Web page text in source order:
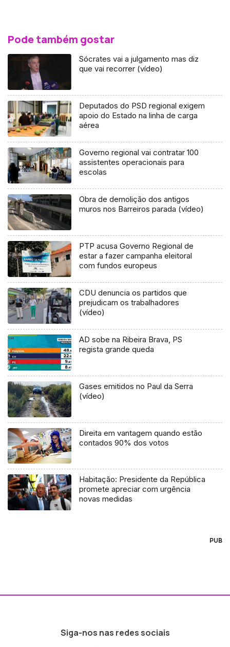
Pode também gostar
Sócrates vai a julgamento mas diz
que vai recorrer (vídeo)
Deputados do PSD regional exigem
apoio do Estado na linha de carga
aérea
Governo regional vai contratar 100
assistentes operacionais para
escolas
Obra de demolição dos antigos
muros nos Barreiros parada (vídeo)
PTP acusa Governo Regional de
estar a fazer campanha eleitoral
com fundos europeus
CDU denuncia os partidos que
prejudicam os trabalhadores
(vídeo)
AD sobe na Ribeira Brava, PS
regista grande queda
Gases emitidos no Paul da Serra
(vídeo)
Direita em vantagem quando estão
contados 90% dos votos
Habitação: Presidente da República
promete apreciar com urgência
novas medidas
PUB
Siga-nos nas redes sociais